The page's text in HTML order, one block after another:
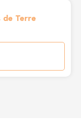
de Terre